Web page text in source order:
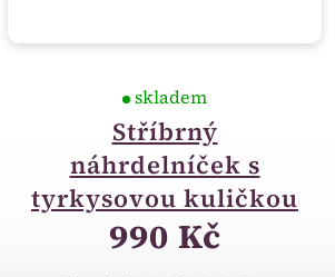
Stříbrný
náhrdelníček s
tyrkysovou kuličkou
skladem
990 Kč